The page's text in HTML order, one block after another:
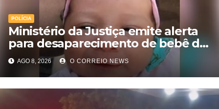
POLÍCIA
Ministério da Justiça emite alerta
para desaparecimento de bebê de
28 dias em MS; polícia apura
suposto sequestro
AGO 8, 2026 O CORREIO NEWS